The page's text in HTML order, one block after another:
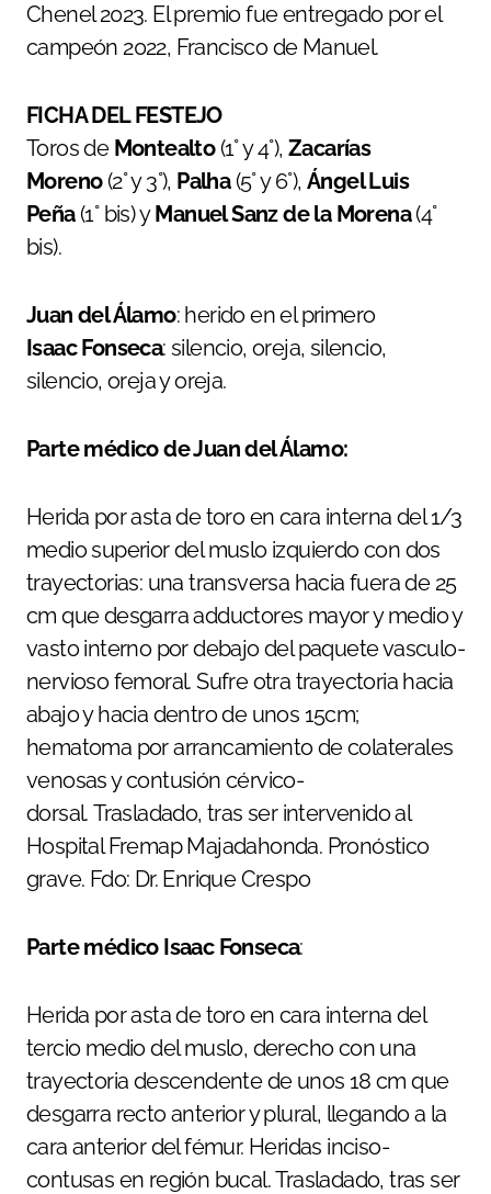
Chenel 2023. El premio fue entregado por el
campeón 2022, Francisco de Manuel.
FICHA DEL FESTEJO
Toros de Montealto(1° y 4°),Zacarías
Moreno(2° y 3°), Palha(5° y 6°),Ángel Luis
Peña(1° bis) yManuel Sanz de la Morena(4°
bis).
Juan del Álamo: herido en el primero
Isaac Fonseca: silencio, oreja, silencio,
silencio, oreja y oreja.
Parte médico de Juan del Álamo:
Herida por asta de toro en cara interna del 1/3
medio superior del muslo izquierdo con dos
trayectorias: una transversa hacia fuera de 25
cm que desgarra adductores mayor y medio y
vasto interno por debajo del paquete vasculo-
nervioso femoral. Sufre otra trayectoria hacia
abajo y hacia dentro de unos 15cm;
hematoma por arrancamiento de colaterales
venosas y contusión cérvico-
dorsal. Trasladado, tras ser intervenido al
Hospital Fremap Majadahonda. Pronóstico
grave. Fdo: Dr. Enrique Crespo
Parte médico Isaac Fonseca:
Herida por asta de toro en cara interna del
tercio medio del muslo, derecho con una
trayectoria descendente de unos 18 cm que
desgarra recto anterior y plural, llegando a la
cara anterior del fémur. Heridas inciso-
contusas en región bucal. Trasladado, tras ser